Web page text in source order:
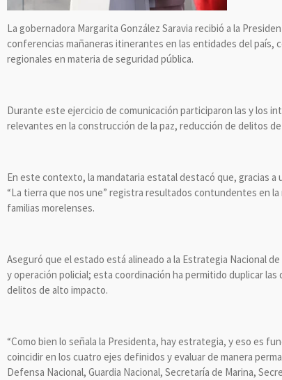
La gobernadora Margarita González Saravia recibió a la
conferencias mañaneras itinerantes en las entidades del país,
regionales en materia de seguridad pública.
Durante este ejercicio de comunicación participaron las y los
relevantes en la construcción de la paz, reducción de delitos
En este contexto, la mandataria estatal destacó que, gracias
“La tierra que nos une” registra resultados contundentes en
familias morelenses.
Aseguró que el estado está alineado a la Estrategia Nacional
y operación policial; esta coordinación ha permitido duplicar
delitos de alto impacto.
“Como bien lo señala la Presidenta, hay estrategia, y eso es
coincidir en los cuatro ejes definidos y evaluar de manera
Defensa Nacional, Guardia Nacional, Secretaría de Marina,